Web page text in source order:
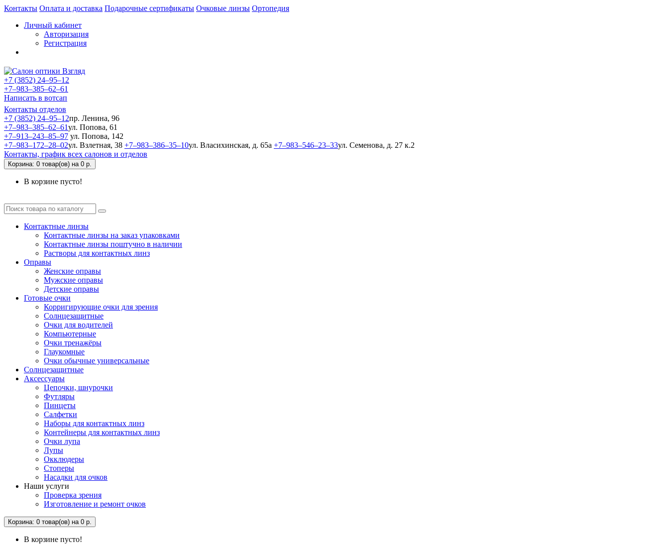
Контакты Оплата и доставка Подарочные сертификаты Очковые линзы Ортопедия
Личный кабинет
Авторизация
Регистрация
+7 (3852) 24‒95‒12
+7‒983‒385‒62‒61
Написать в вотсап
Контакты отделов
+7 (3852) 24‒95‒12пр. Ленина, 96
+7‒983‒385‒62‒61ул. Попова, 61
+7‒913‒243‒85‒97 ул. Попова, 142
+7‒983‒172‒28‒02ул. Взлетная, 38 +7‒983‒386‒35‒10ул. Власихинская, д. 65а +7‒983‒546‒23‒33ул. Семенова, д. 27 к.2
Контакты, график всех салонов и отделов
Корзина : 0 товар(ов) на 0 р.
В корзине пусто!
Контактные линзы
Контактные линзы на заказ упаковками
Контактные линзы поштучно в наличии
Растворы для контактных линз
Оправы
Женские оправы
Мужские оправы
Детские оправы
Готовые очки
Корригирующие очки для зрения
Солнцезащитные
Очки для водителей
Компьютерные
Очки тренажёры
Глаукомные
Очки обычные универсальные
Солнцезащитные
Аксессуары
Цепочки, шнурочки
Футляры
Пинцеты
Салфетки
Наборы для контактных линз
Контейнеры для контактных линз
Очки лупа
Лупы
Окклюдеры
Стоперы
Насадки для очков
Наши услуги
Проверка зрения
Изготовление и ремонт очков
Корзина : 0 товар(ов) на 0 р.
В корзине пусто!